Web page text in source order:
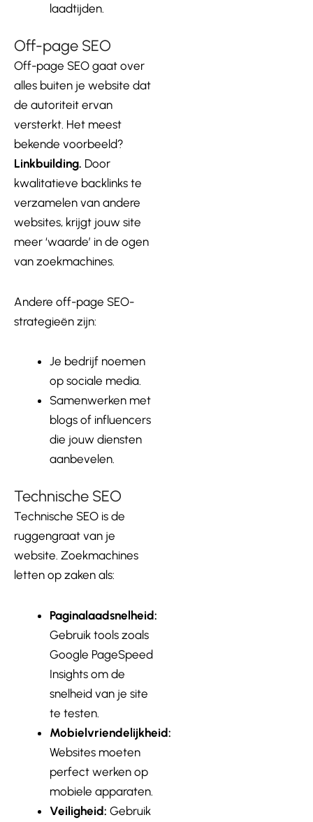
laadtijden.
Off-page SEO
Off-page SEO gaat over
alles buiten je website dat
de autoriteit ervan
versterkt. Het meest
bekende voorbeeld?
Linkbuilding. Door
kwalitatieve backlinks te
verzamelen van andere
websites, krijgt jouw site
meer ‘waarde’ in de ogen
van zoekmachines.
Andere off-page SEO-
strategieën zijn:
Je bedrijf noemen
op sociale media.
Samenwerken met
blogs of influencers
die jouw diensten
aanbevelen.
Technische SEO
Technische SEO is de
ruggengraat van je
website. Zoekmachines
letten op zaken als:
Paginalaadsnelheid:
Gebruik tools zoals
Google PageSpeed
Insights om de
snelheid van je site
te testen.
Mobielvriendelijkheid:
Websites moeten
perfect werken op
mobiele apparaten.
Veiligheid: Gebruik